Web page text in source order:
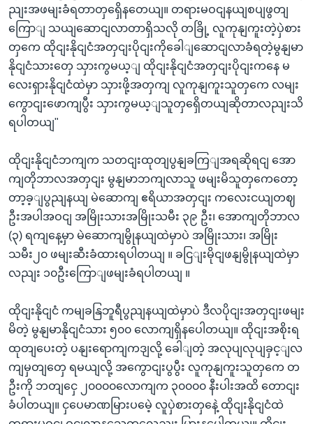
ညျးအဖမျးခံရတာတှရှေိနတေယျ။ တရားမဝငျနယျစပျဖွတျ
ကြောျ သယျဆောငျလာတာရှိသလို တခြို့ လူကုနျကူးတဲ့ပှဲစား
တှကေ ထိုငျးနိုငျငံအတှငျးပိုငျးကိုခေါျဆောငျလာခံရတဲ့မွနျမာ
နိုငျငံသားတှေ သှားကွမယ့ျ ထိုငျးနိုငျငံအတှငျးပိုငျးကနေ မ
လေးရှားနိုငျငံထဲမှာ သှားဖို့အတှကျ လူကုနျကူးသူတှကေ လမျး
ကွောငျးဖောကျပွီး သှားကွမယ့ျသူတှရှေိတယျဆိုတာလညျးသိ
ရပါတယျ"
ထိုငျးနိုငျငံဘကျက သတငျးထုတျပွနျခကြျအရဆိုရငျ အော
ကျတိုဘာလအတှငျး မွနျမာဘကျလာသူ ဖမျးမိသူတှကေတော့
တာ့ခ့ျပွညျနယျ မဲဆောကျ ဧရိယာအတှငျး ကလေးငယျတဈ
ဦးအပါအဝငျ အမြိုးသားအမြိုးသမီး ၃၉ ဦး၊ အောကျတိုဘာလ
(၃) ရကျနေ့မှာ မဲဆောကျမွိုနယျထဲမှာပဲ အမြိုးသား၊ အမြိုး
သမီး၂၀ ဖမျးဆီးခံထားရပါတယျ ။ ခငြျးမိုငျဖနျမွိုနယျထဲမှာ
လညျး ၁၀ဦးကြောျဖမျးခံရပါတယျ ။
ထိုငျးနိုငျငံ ကမျခနြဘူရီပွညျနယျထဲမှာပဲ ဒီလပိုငျးအတှငျးဖမျး
မိတဲ့ မွနျမာနိုငျငံသား ၅၀၀ လောကျရှိနပေါတယျ။ ထိုငျးအစိုးရ
ထုတျပေးတဲ့ ပနျးရောကျကဒျလို့ ခေါျတဲ့ အလုပျလုပျခှင့ျလ
ကျမှတျတှေ ရမယျလို့ အကွောငျးပွပွီး လူကုနျကူးသူတှကေ တ
ဦးကို ဘတျငှေ ၂၀၀၀၀လောကျက ၃၀၀၀၀ နီးပါးအထိ တောငျး
ခံပါတယျ။ ငှပေမာဏမြားပမေဲ့ လူပှဲစားတှနေဲ့ ထိုငျးနိုငျငံထဲ